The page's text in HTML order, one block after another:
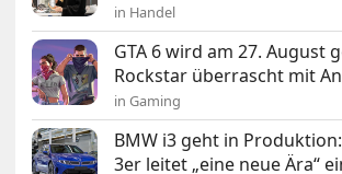
in Handel
GTA 6 wird am 27. August
Rockstar überrascht mit
in Gaming
BMW i3 geht in
3er leitet „eine neue Ära“